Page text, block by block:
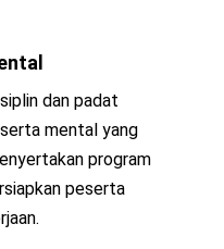
dan padat
mental yang
program
peserta